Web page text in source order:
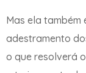
Mas ela
adestramento
o que resolverá